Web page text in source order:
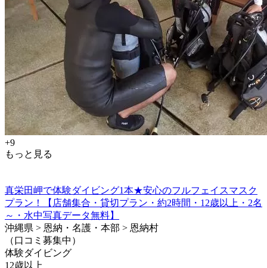
+9
もっと見る
真栄田岬で体験ダイビング1本★安心のフルフェイスマスク
プラン！【店舗集合・貸切プラン・約2時間・12歳以上・2名
～・水中写真データ無料】
沖縄県 > 恩納・名護・本部 > 恩納村
（口コミ募集中）
体験ダイビング
12歳以上